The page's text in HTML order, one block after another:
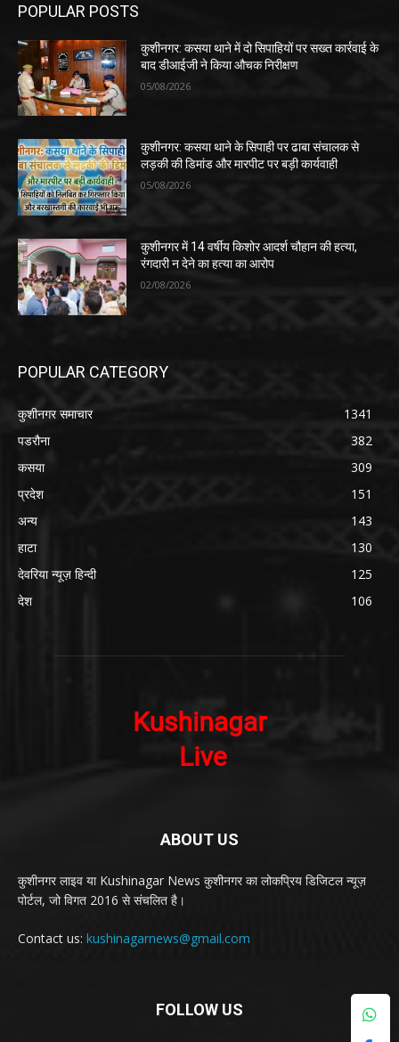
POPULAR POSTS
कुशीनगर: कसया थाने में दो सिपाहियों पर सख्त कार्रवाई के
बाद डीआईजी ने किया औचक निरीक्षण
05/08/2026
कुशीनगर: कसया थाने के सिपाही पर ढाबा संचालक से
लड़की की डिमांड और मारपीट पर बड़ी कार्यवाही
05/08/2026
कुशीनगर में 14 वर्षीय किशोर आदर्श चौहान की हत्या,
रंगदारी न देने का हत्या का आरोप
02/08/2026
POPULAR CATEGORY
कुशीनगर समाचार
1341
पडरौना
382
कसया
309
प्रदेश
151
अन्य
143
हाटा
130
देवरिया न्यूज़ हिन्दी
125
देश
106
ABOUT US
कुशीनगर लाइव या Kushinagar News कुशीनगर का लोकप्रिय डिजिटल न्यूज़
पोर्टल, जो विगत 2016 से संचलित है।
Contact us: kushinagarnews@gmail.com
FOLLOW US